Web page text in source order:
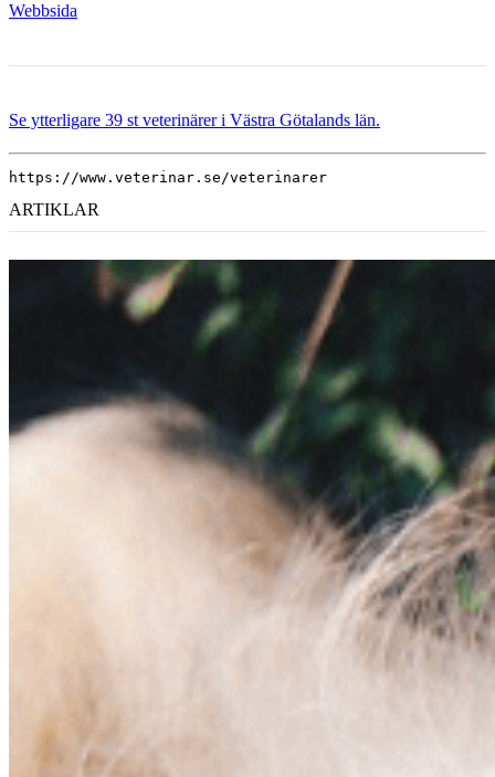
Webbsida
Se ytterligare 39 st veterinärer i Västra Götalands län.
https://www.veterinar.se/veterinarer
ARTIKLAR